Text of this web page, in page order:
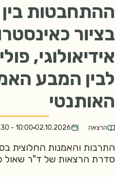
ההתחבטות
בציור
אידיאולוגי,
לבין המבע
האותנטי
הרצאה 02.10.2026
10:00 - 12:30
התרבות והאמנות החלוצית
סדרת הרצאות של ד"ר שאול